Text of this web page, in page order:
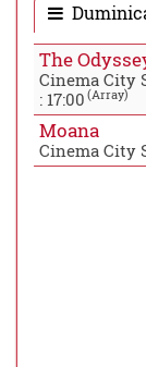
The
Cinema City
: 17:00 (Array)
Moana
Cinema City